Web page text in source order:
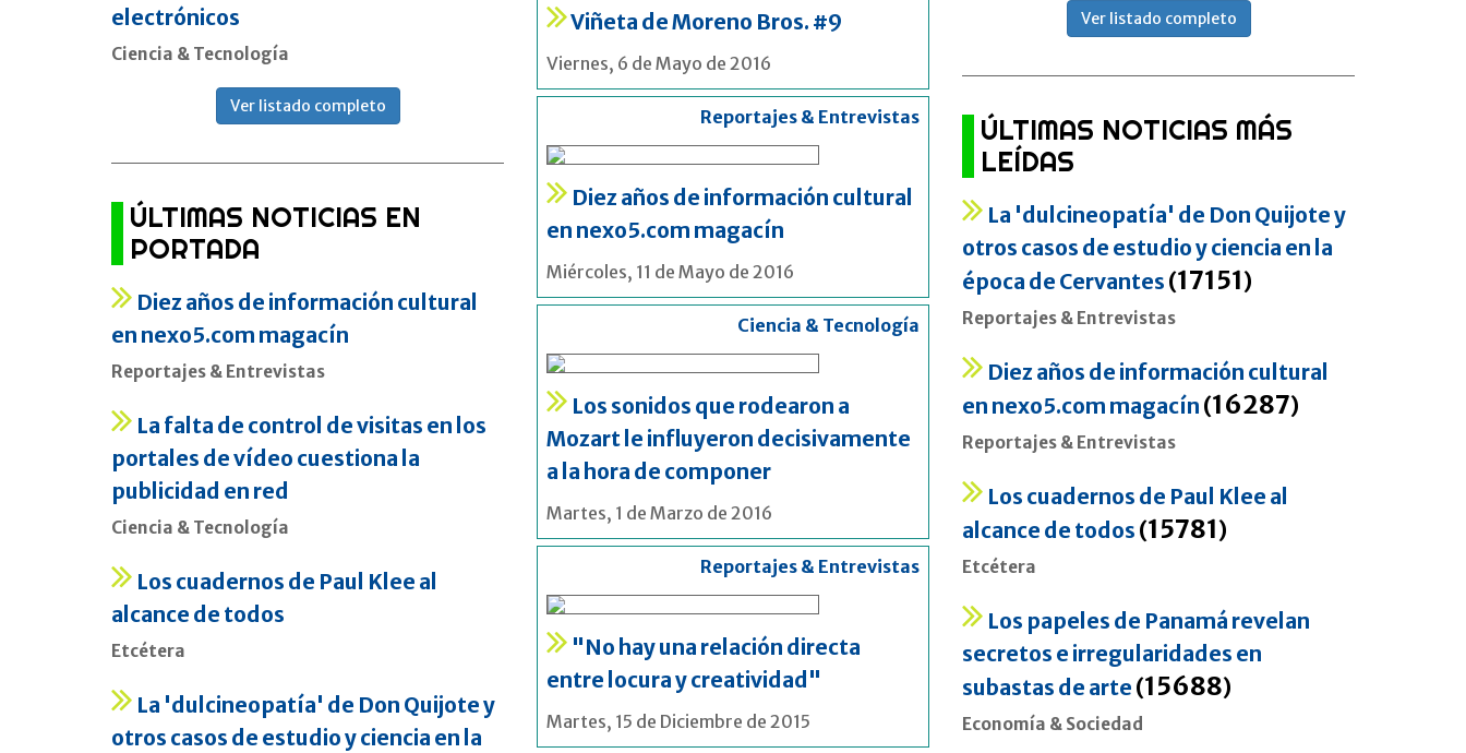
electrónicos
Ciencia & Tecnología
Ver listado completo
ÚLTIMAS NOTICIAS EN
PORTADA
Diez años de información cultural
en nexo5.com magacín
Reportajes & Entrevistas
La falta de control de visitas en los
portales de vídeo cuestiona la
publicidad en red
Ciencia & Tecnología
Los cuadernos de Paul Klee al
alcance de todos
Etcétera
La 'dulcineopatía' de Don Quijote y
otros casos de estudio y ciencia en la
Viñeta de Moreno Bros. #9
Viernes, 6 de Mayo de 2016
Reportajes & Entrevistas
Diez años de información cultural
en nexo5.com magacín
Miércoles, 11 de Mayo de 2016
Ciencia & Tecnología
Los sonidos que rodearon a
Mozart le influyeron decisivamente
a la hora de componer
Martes, 1 de Marzo de 2016
Reportajes & Entrevistas
"No hay una relación directa
entre locura y creatividad"
Martes, 15 de Diciembre de 2015
Ver listado completo
ÚLTIMAS NOTICIAS MÁS
LEÍDAS
La 'dulcineopatía' de Don Quijote y
otros casos de estudio y ciencia en la
época de Cervantes (17151)
Reportajes & Entrevistas
Diez años de información cultural
en nexo5.com magacín (16287)
Reportajes & Entrevistas
Los cuadernos de Paul Klee al
alcance de todos (15781)
Etcétera
Los papeles de Panamá revelan
secretos e irregularidades en
subastas de arte (15688)
Economía & Sociedad